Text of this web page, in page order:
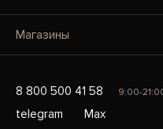
Магазины
8 800 500 41 58 9:00-
telegram
Max